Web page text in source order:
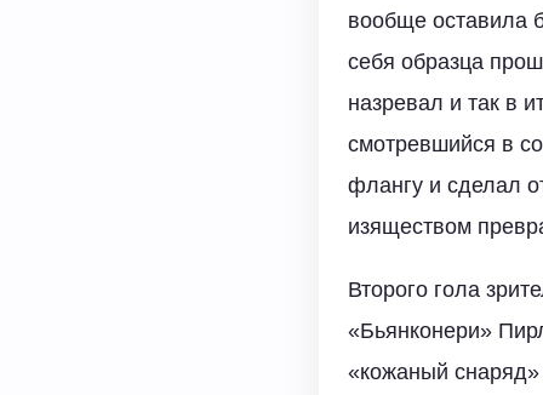
вообще оставила
себя образца
назревал и так в
смотревшийся в
флангу и сделал
изяществом
Второго гола
«Бьянконери»
«кожаный